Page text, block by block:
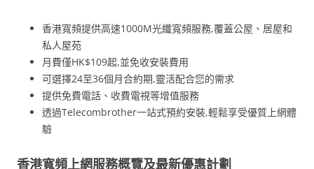
香港寬頻提供高速1000M光纖寬頻服務,覆蓋公屋、居屋和
私人屋苑
月費僅HK$109起,並免收安裝費用
可選擇24至36個月合約期,靈活配合您的需求
提供免費電話、收費電視等增值服務
透過Telecombrother一站式預約安裝,輕鬆享受優質上網體
驗
香港寬頻上網服務概覽及最新優惠計劃